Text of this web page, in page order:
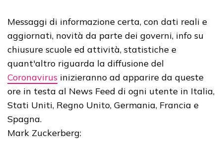
Messaggi di informazione certa, con dati reali e
aggiornati, novità da parte dei governi, info su
chiusure scuole ed attività, statistiche e
quant'altro riguarda la diffusione del
Coronavirus inizieranno ad apparire da queste
ore in testa al News Feed di ogni utente in Italia,
Stati Uniti, Regno Unito, Germania, Francia e
Spagna.
Mark Zuckerberg: